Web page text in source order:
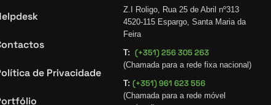
de Privacidade
Z.I Roligo, Rua 25 de Abril nº313
4520-115 Espargo, Santa Maria da
Feira
T:
(+351) 256 305 263
(Chamada para a rede fixa nacional)
T: (+351) 961 623 556
(Chamada para a rede móvel